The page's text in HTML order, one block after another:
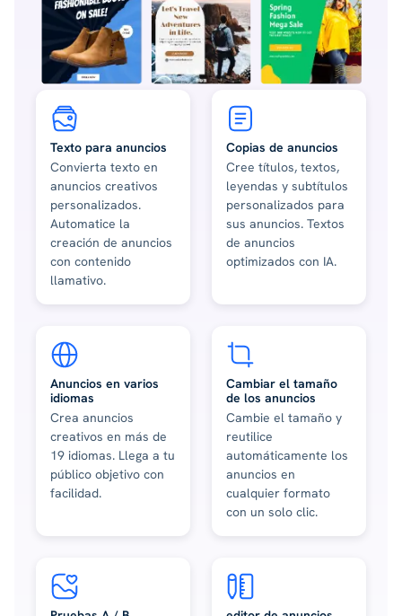
Texto para anuncios
Convierta texto en
anuncios creativos
personalizados.
Automatice la
creación de anuncios
con contenido
llamativo.
Copias de anuncios
Cree títulos, textos,
leyendas y subtítulos
personalizados para
sus anuncios. Textos
de anuncios
optimizados con IA.
Anuncios en varios
idiomas
Crea anuncios
creativos en más de
19 idiomas. Llega a tu
público objetivo con
facilidad.
Cambiar el tamaño
de los anuncios
Cambie el tamaño y
reutilice
automáticamente los
anuncios en
cualquier formato
con un solo clic.